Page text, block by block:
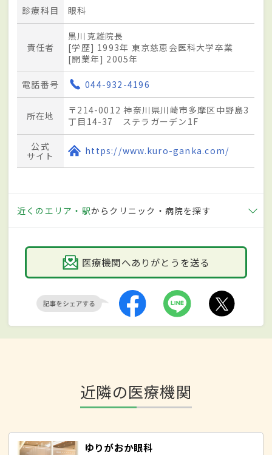
診療科目 眼科
責任者
黒川克雄院長
[学歴] 1993年 東京慈恵会医科大学卒業
[開業年] 2005年
電話番号 044-932-4196
所在地
〒214-0012 神奈川県川崎市多摩区中野島3
丁目14-37 ステラガーデン1F
公式
サイト
https://www.kuro-ganka.com/
近くのエリア・駅からクリニック・病院を探す
医療機関へありがとうを送る
近隣の医療機関
ゆりがおか眼科